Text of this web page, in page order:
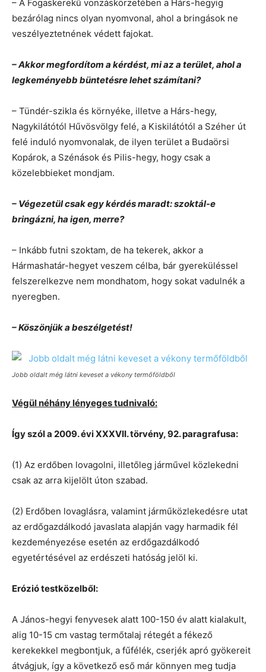
– A Fogaskerekű vonzáskörzetében a Hárs-hegyig
bezárólag nincs olyan nyomvonal, ahol a bringások ne
veszélyeztetnének védett fajokat.
– Akkor megfordítom a kérdést, mi az a terület, ahol a
legkeményebb büntetésre lehet számítani?
– Tündér-szikla és környéke, illetve a Hárs-hegy,
Nagykilátótól Hűvösvölgy felé, a Kiskilátótól a Széher út
felé induló nyomvonalak, de ilyen terület a Budaörsi
Kopárok, a Szénások és Pilis-hegy, hogy csak a
közelebbieket mondjam.
– Végezetül csak egy kérdés maradt: szoktál-e
bringázni, ha igen, merre?
– Inkább futni szoktam, de ha tekerek, akkor a
Hármashatár-hegyet veszem célba, bár gyereküléssel
felszerelkezve nem mondhatom, hogy sokat vadulnék a
nyeregben.
– Köszönjük a beszélgetést!
Jobb oldalt még látni keveset a vékony termőföldből
Végül néhány lényeges tudnivaló:
Így szól a 2009. évi XXXVII. törvény, 92. paragrafusa:
(1) Az erdőben lovagolni, illetőleg járművel közlekedni
csak az arra kijelölt úton szabad.
(2) Erdőben lovaglásra, valamint járműközlekedésre utat
az erdőgazdálkodó javaslata alapján vagy harmadik fél
kezdeményezése esetén az erdőgazdálkodó
egyetértésével az erdészeti hatóság jelöl ki.
Erózió testközelből:
A János-hegyi fenyvesek alatt 100-150 év alatt kialakult,
alig 10-15 cm vastag termőtalaj rétegét a fékező
kerekekkel megbontjuk, a fűfélék, cserjék apró gyökereit
átvágjuk, így a következő eső már könnyen meg tudja